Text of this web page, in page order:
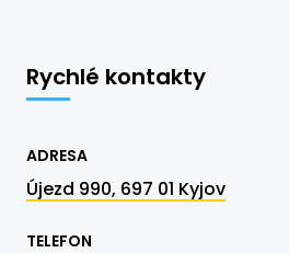
Rychlé kontakty
ADRESA
Újezd 990, 697 01 Kyjov
TELEFON